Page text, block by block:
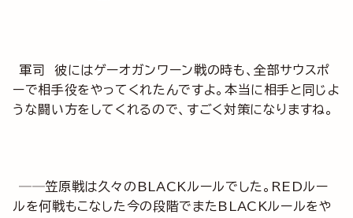
軍司 彼にはゲーオガンワーン戦の時も、全部サウスポ
ーで相手役をやってくれたんですよ。本当に相手と同じよ
うな闘い方をしてくれるので、すごく対策になりますね。
──笠原戦は久々のBLACKルールでした。REDルー
ルを何戦もこなした今の段階でまたBLACKルールをや